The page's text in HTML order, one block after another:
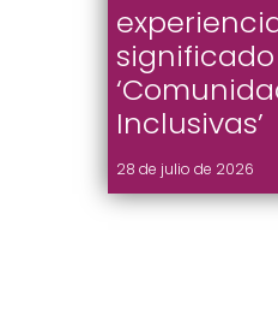
Inclusivas’
28 de julio de 2026